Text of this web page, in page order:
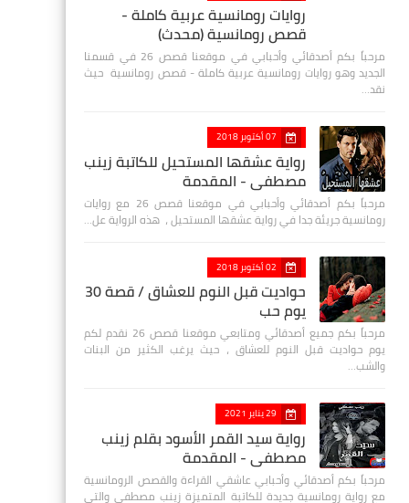
روايات رومانسية عربية كاملة -
قصص رومانسية (محدث)
مرحباً بكم أصدقائي وأحبابي في موقعنا قصص 26 في قسمنا
الجديد وهو روايات رومانسية عربية كاملة - قصص رومانسية حيث
نقد…
07 أكتوبر 2018
رواية عشقها المستحيل للكاتبة زينب
مصطفي - المقدمة
مرحباً بكم أصدقائي وأحبابي في موقعنا قصص 26 مع روايات
رومانسية جريئة جدا في رواية عشقها المستحيل ، هذه الرواية عل…
02 أكتوبر 2018
حواديت قبل النوم للعشاق / قصة 30
يوم حب
مرحباً بكم جميع أصدقائي ومتابعي موقعنا قصص 26 نقدم لكم
يوم حواديت قبل النوم للعشاق ، حيث يرغب الكثير من البنات
والشب…
29 يناير 2021
رواية سيد القمر الأسود بقلم زينب
مصطفي - المقدمة
مرحباً بكم أصدقائي وأحبابي عاشقي القراءة والقصص الرومانسية
مع رواية رومانسية جديدة للكاتبة المتميزة زينب مصطفى والتي